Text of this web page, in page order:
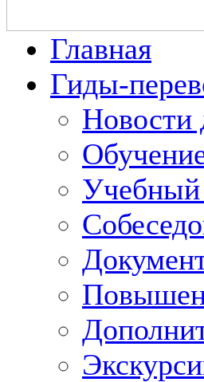
Главная
Гиды-
Новости
Учебный